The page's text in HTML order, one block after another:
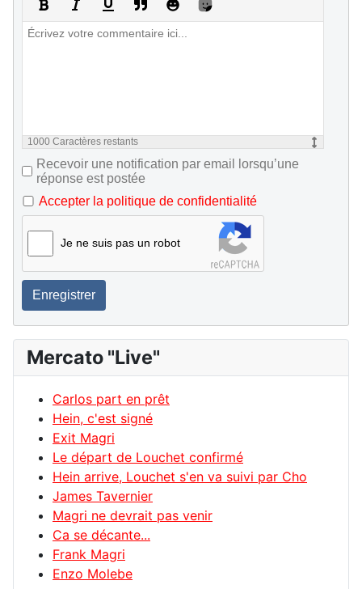
1000 Caractères restants
Recevoir une notification par email lorsqu’une
réponse est postée
Accepter la politique de confidentialité
Je ne suis pas un robot
Enregistrer
Mercato "Live"
Carlos part en prêt
Hein, c'est signé
Exit Magri
Le départ de Louchet confirmé
Hein arrive, Louchet s'en va suivi par Cho
James Tavernier
Magri ne devrait pas venir
Ca se décante...
Frank Magri
Enzo Molebe